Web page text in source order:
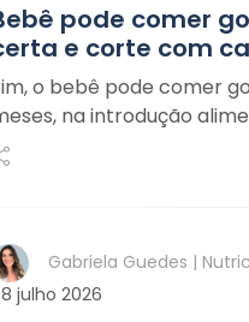
pode comer
e corte com
o bebê pode comer
na introdução
Gabriela Guedes |
julho 2026